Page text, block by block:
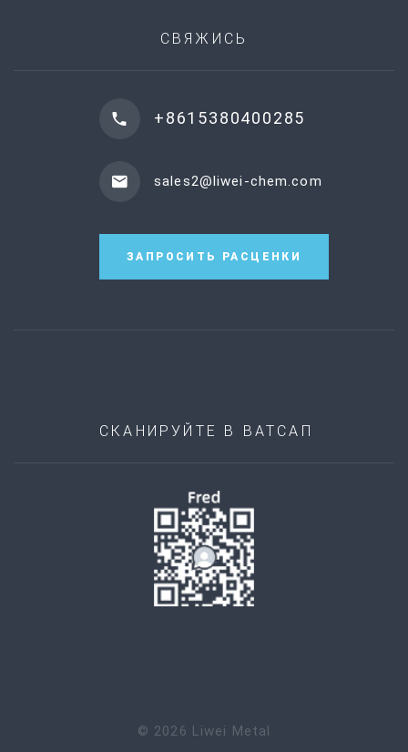
СВЯЖИСЬ
+8615380400285
sales2@liwei-chem.com
ЗАПРОСИТЬ РАСЦЕНКИ
СКАНИРУЙТЕ В ВАТСАП
© 2026 Liwei Metal